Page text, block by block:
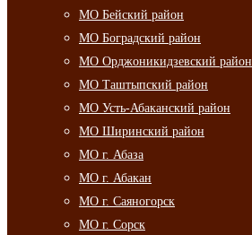
МО Бейский район
МО Боградский район
МО Орджоникидзевский район
МО Таштыпский район
МО Усть-Абаканский район
МО Ширинский район
МО г. Абаза
МО г. Абакан
МО г. Саяногорск
МО г. Сорск